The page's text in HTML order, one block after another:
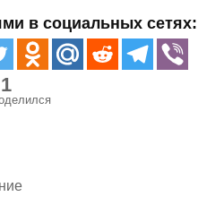
в социальных сетях:
1